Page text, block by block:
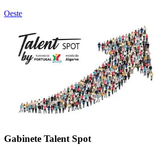
Oeste
Gabinete Talent Spot